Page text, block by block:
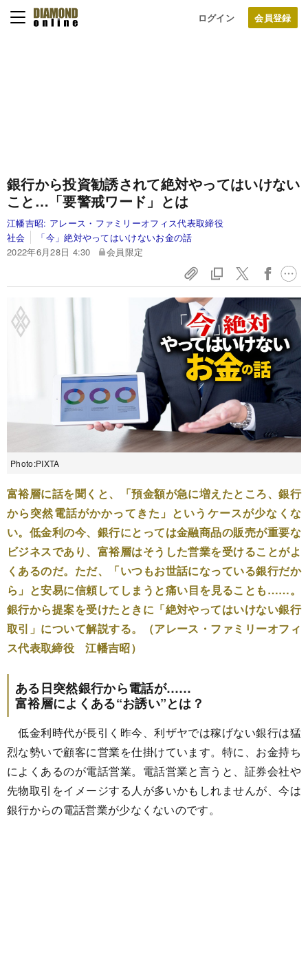
ログイン
銀行から投資勧誘されて絶対やってはいけない
こと…「要警戒ワード」とは
江幡吉昭: アレース・ファミリーオフィス代表取締役
社会
「今」絶対やってはいけないお金の話
2022年6月28日 4:30
会員限定
Photo:PIXTA
富裕層に話を聞くと、「預金額が急に増えたところ、銀行
から突然電話がかかってきた」というケースが少なくな
い。低金利の今、銀行にとっては金融商品の販売が重要な
ビジネスであり、富裕層はそうした営業を受けることがよ
くあるのだ。ただ、「いつもお世話になっている銀行だか
ら」と安易に信頼してしまうと痛い目を見ることも……。
銀行から提案を受けたときに「絶対やってはいけない銀行
取引」について解説する。（アレース・ファミリーオフィ
ス代表取締役 江幡吉昭）
ある日突然銀行から電話が……
富裕層によくある“お誘い”とは？
低金利時代が長引く昨今、利ザヤでは稼げない銀行は猛
烈な勢いで顧客に営業を仕掛けています。特に、お金持ち
によくあるのが電話営業。電話営業と言うと、証券会社や
先物取引をイメージする人が多いかもしれませんが、今は
銀行からの電話営業が少なくないのです。